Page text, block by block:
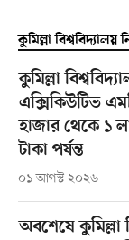
কুমিল্লা
কুমিল্লা
এক্সিকিউটিভ
হাজার থেকে ১
টাকা পর্যন্ত
০১ আগস্ট ২০২৬
অবশেষে কুমিল্লা